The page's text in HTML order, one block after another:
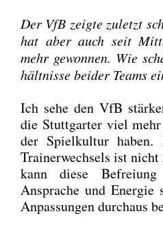
Der VfB zeig­te zuletzt
hat aber auch seit
mehr gewon­nen. Wie
hält­nis­se bei­der Teams
Ich sehe den VfB
die Stutt­gar­ter viel
der Spiel­kul­tur
Trai­ner­wech­sels ist
kann die­se
Anspra­che und Ener­gie
Anpas­sun­gen durch­aus